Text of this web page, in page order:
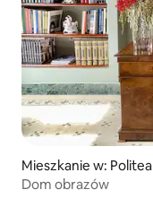
Mieszkanie w:
Dom obrazów